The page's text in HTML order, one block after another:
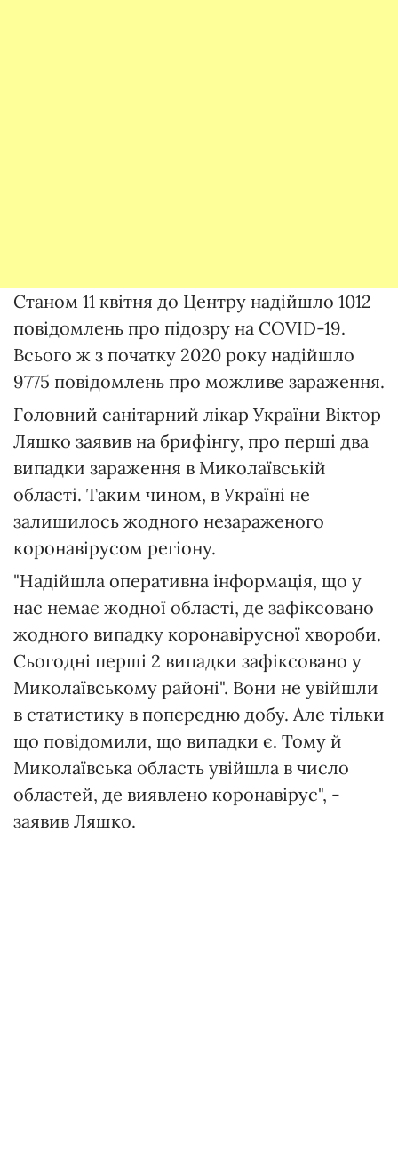
Станом 11 квітня до Центру надійшло 1012
повідомлень про підозру на COVID-19.
Всього ж з початку 2020 року надійшло
9775 повідомлень про можливе зараження.
Головний санітарний лікар України Віктор
Ляшко заявив на брифінгу, про перші два
випадки зараження в Миколаївській
області. Таким чином, в Україні не
залишилось жодного незараженого
коронавірусом регіону.
"Надійшла оперативна інформація, що у
нас немає жодної області, де зафіксовано
жодного випадку коронавірусної хвороби.
Сьогодні перші 2 випадки зафіксовано у
Миколаївському районі". Вони не увійшли
в статистику в попередню добу. Але тільки
що повідомили, що випадки є. Тому й
Миколаївська область увійшла в число
областей, де виявлено коронавірус", -
заявив Ляшко.